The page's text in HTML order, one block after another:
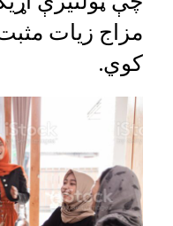
مزاج زیات مثبت
کوي.